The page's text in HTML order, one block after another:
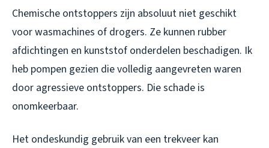
Chemische ontstoppers zijn absoluut niet geschikt
voor wasmachines of drogers. Ze kunnen rubber
afdichtingen en kunststof onderdelen beschadigen. Ik
heb pompen gezien die volledig aangevreten waren
door agressieve ontstoppers. Die schade is
onomkeerbaar.
Het ondeskundig gebruik van een trekveer kan